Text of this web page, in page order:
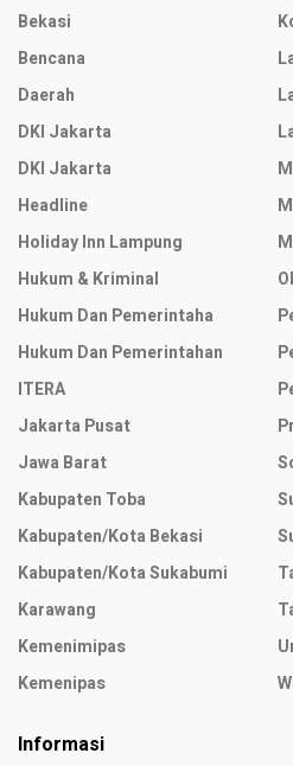
Bekasi
Bencana
Daerah
DKI Jakarta
DKI Jakarta
Headline
Holiday Inn Lampung
Hukum & Kriminal
Hukum Dan Pemerintaha
Hukum Dan Pemerintahan
ITERA
Jakarta Pusat
Jawa Barat
Kabupaten Toba
Kabupaten/Kota Bekasi
Kabupaten/Kota Sukabumi
Karawang
Kemenimipas
Kemenipas
Informasi